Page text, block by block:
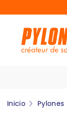
Inicio Pylones